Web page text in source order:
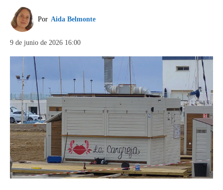
Por Aida Belmonte
9 de junio de 2026 16:00